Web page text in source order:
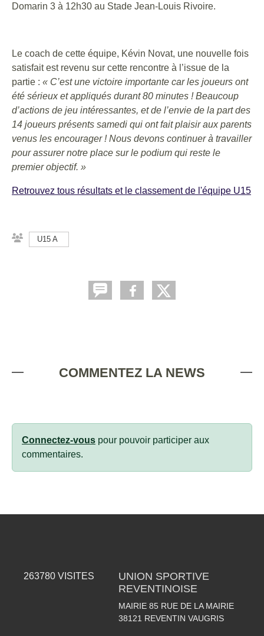
Domarin 3 à 12h30 au Stade Jean-Louis Rivoire.
Le coach de cette équipe, Kévin Novat, une nouvelle fois
satisfait est revenu sur cette rencontre à l’issue de la
partie : « C’est une victoire importante car les joueurs ont
été sérieux et appliqués durant 80 minutes ! Beaucoup
d’actions de jeu intéressantes, et de l’envie de la part des
14 joueurs présents samedi qui ont fait plaisir aux parents
venus les encourager ! Nous devons continuer à travailler
pour assurer notre place sur le podium qui reste le
premier objectif. »
Retrouvez tous résultats et le classement de l'équipe U15
U15 A
COMMENTEZ LA NEWS
Connectez-vous pour pouvoir participer aux
commentaires.
263780 VISITES
UNION SPORTIVE
REVENTINOISE
MAIRIE 85 RUE DE LA MAIRIE
38121 REVENTIN VAUGRIS